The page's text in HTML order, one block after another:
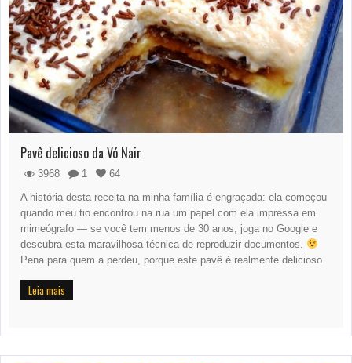
Pavê delicioso da Vó Nair
3968 1
64
A história desta receita na minha família é engraçada: ela começou
quando meu tio encontrou na rua um papel com ela impressa em
mimeógrafo — se você tem menos de 30 anos, joga no Google e
descubra esta maravilhosa técnica de reproduzir documentos.
Pena para quem a perdeu, porque este pavê é realmente delicioso
Leia mais